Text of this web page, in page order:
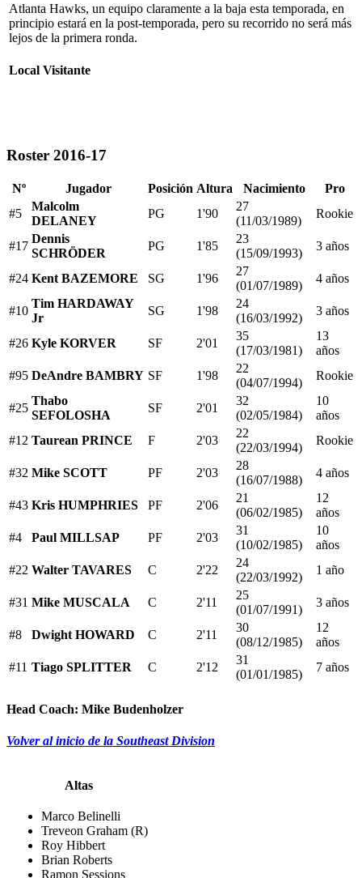
Atlanta Hawks, un equipo claramente a la baja esta temporada, en
principio estará en la post-temporada, pero su recorrido no será más
lejos de la primera ronda.
Local Visitante
Roster 2016-17
Nº Jugador Posición Altura Nacimiento
Pro
#5
Malcolm
DELANEY
PG 1'90
27
(11/03/1989)
Rookie
#17
Dennis
SCHRÖDER
PG 1'85
23
(15/09/1993)
3 años
#24 Kent BAZEMORE SG 1'96
27
(01/07/1989)
4 años
#10
Tim HARDAWAY
Jr
SG 1'98
24
(16/03/1992)
3 años
#26 Kyle KORVER SF 2'01
35
(17/03/1981)
13
años
#95 DeAndre BAMBRY SF 1'98
22
(04/07/1994)
Rookie
#25
Thabo
SEFOLOSHA
SF 2'01
32
(02/05/1984)
10
años
#12 Taurean PRINCE F 2'03
22
(22/03/1994)
Rookie
#32 Mike SCOTT PF 2'03
28
(16/07/1988)
4 años
#43 Kris HUMPHRIES PF 2'06
21
(06/02/1985)
12
años
#4
Paul MILLSAP PF 2'03
31
(10/02/1985)
10
años
#22 Walter TAVARES C 2'22
24
(22/03/1992)
1 año
#31 Mike MUSCALA C 2'11
25
(01/07/1991)
3 años
#8 Dwight HOWARD C 2'11
30
(08/12/1985)
12
años
#11 Tiago SPLITTER C 2'12
31
(01/01/1985)
7 años
Head Coach: Mike Budenholzer
Volver al inicio de la Southeast Division
Altas
Marco Belinelli
Treveon Graham (R)
Roy Hibbert
Brian Roberts
Ramon Sessions